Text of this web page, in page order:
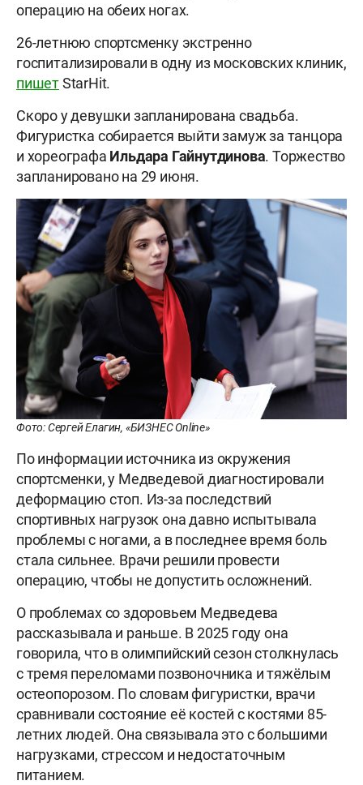
операцию на обеих ногах.
26-летнюю спортсменку экстренно
госпитализировали в одну из московских клиник,
пишетStarHit.
Скоро у девушки запланирована свадьба.
Фигуристка собирается выйти замуж за танцора
и хореографа Ильдара Гайнутдинова. Торжество
запланировано на 29 июня.
Фото: Сергей Елагин, «БИЗНЕС Online»
По информации источника из окружения
спортсменки, у Медведевой диагностировали
деформацию стоп. Из-за последствий
спортивных нагрузок она давно испытывала
проблемы с ногами, а в последнее время боль
стала сильнее. Врачи решили провести
операцию, чтобы не допустить осложнений.
О проблемах со здоровьем Медведева
рассказывала и раньше. В 2025 году она
говорила, что в олимпийский сезон столкнулась
с тремя переломами позвоночника и тяжёлым
остеопорозом. По словам фигуристки, врачи
сравнивали состояние её костей с костями 85-
летних людей. Она связывала это с большими
нагрузками, стрессом и недостаточным
питанием.